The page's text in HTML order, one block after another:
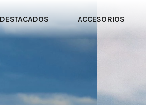
DESTACADOS ACCESORIOS